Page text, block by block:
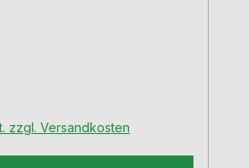
Kuchen lange
T=17,0 cm, H=12,0
aus
aus stabilem Metall
zzgl. Versandkosten